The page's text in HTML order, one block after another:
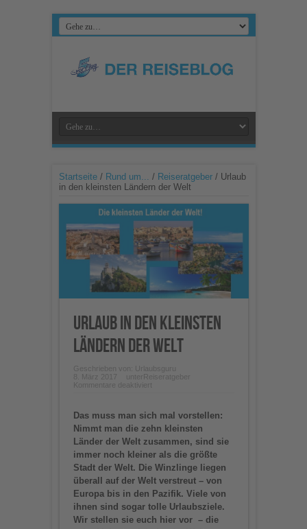
Startseite/ Rund um... / Reiseratgeber/ Urlaub
in den kleinsten Ländern der Welt
Urlaub in den kleinsten
Ländern der Welt
Geschrieben von:
Urlaubsguru
8. März 2017
unter Reiseratgeber
Kommentare deaktiviertfür
kleinsten
Ländern
der
Welt
Das muss man sich mal vorstellen:
Nimmt man die zehn kleinsten
Länder der Welt zusammen, sind sie
immer noch kleiner als die größte
Stadt der Welt. Die Winzlinge liegen
überall auf der Welt verstreut – von
Europa bis in den Pazifik. Viele von
ihnen sind sogar tolle Urlaubsziele.
Wir stellen sie euch hier vor – die